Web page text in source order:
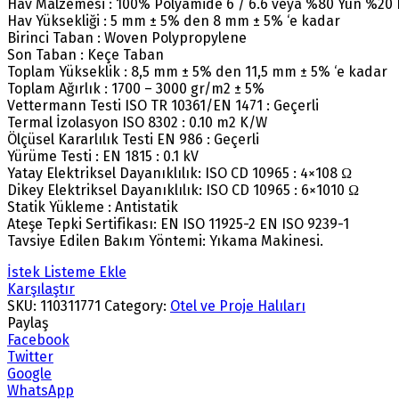
Hav Malzemesi : 100% Polyamide 6 / 6.6 veya %80 Yün %20
Hav Yüksekliği : 5 mm ± 5% den 8 mm ± 5% ‘e kadar
Birinci Taban : Woven Polypropylene
Son Taban : Keçe Taban
Toplam Yükseklik : 8,5 mm ± 5% den 11,5 mm ± 5% ‘e kadar
Toplam Ağırlık : 1700 – 3000 gr/m2 ± 5%
Vettermann Testi ISO TR 10361/EN 1471 : Geçerli
Termal İzolasyon ISO 8302 : 0.10 m2 K/W
Ölçüsel Kararlılık Testi EN 986 : Geçerli
Yürüme Testi : EN 1815 : 0.1 kV
Yatay Elektriksel Dayanıklılık: ISO CD 10965 : 4×108 Ω
Dikey Elektriksel Dayanıklılık: ISO CD 10965 : 6×1010 Ω
Statik Yükleme : Antistatik
Ateşe Tepki Sertifikası: EN ISO 11925-2 EN ISO 9239-1
Tavsiye Edilen Bakım Yöntemi: Yıkama Makinesi.
İstek Listeme Ekle
Karşılaştır
SKU: 110311771 Category: Otel ve Proje Halıları
Paylaş
Facebook
Twitter
Google
WhatsApp